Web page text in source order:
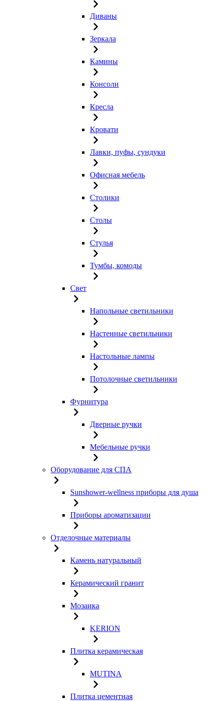
Диваны
Зеркала
Камины
Консоли
Кресла
Кровати
Лавки, пуфы, сундуки
Офисная мебель
Столики
Столы
Стулья
Тумбы, комоды
Свет
Напольные светильники
Настенные светильники
Настольные лампы
Потолочные светильники
Фурнитура
Дверные ручки
Мебельные ручки
Оборудование для СПА
Sunshower-wellness приборы для душа
Приборы ароматизации
Отделочные материалы
Камень натуральный
Керамический гранит
Мозаика
KERION
Плитка керамическая
MUTINA
Плитка цементная